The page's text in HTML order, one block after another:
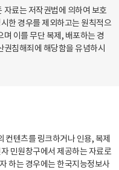
료는 저작권법에 의하여 보호
한 경우를 제외하고는 원칙적으
이를 무단 복제, 배포하는 경
침해죄에 해당함을 유념하시
텐츠를 링크하거나 인용, 복제
민원창구에서 제공하는 자료로
하는 경우에는 한국지능정보사